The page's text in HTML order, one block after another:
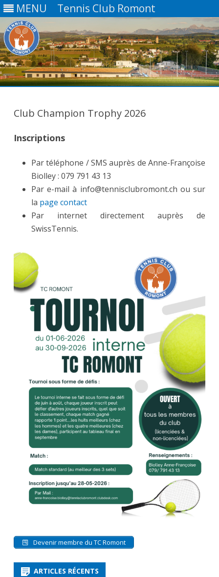
MENU Tennis Club Romont
Club Champion Trophy 2026
Inscriptions
Par téléphone / SMS auprès de Anne-Françoise
Biolley : 079 791 43 13
Par e-mail à info@tennisclubromont.ch ou sur
la page contact
Par internet directement auprès de
SwissTennis.
Devenir membre du TC Romont
ARTICLES RÉCENTS